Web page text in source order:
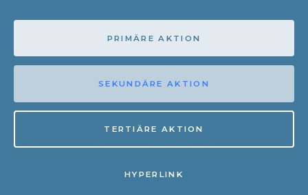
PRIMÄRE AKTION
SEKUNDÄRE AKTION
TERTIÄRE AKTION
HYPERLINK